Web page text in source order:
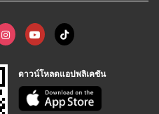
ดาวน์โหลดแอปพลิเคชัน